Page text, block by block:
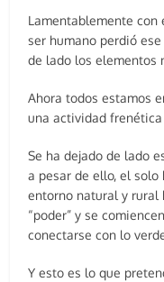
Lamentablemente con
ser humano perdió
de lado los elementos
Ahora todos estamos
una actividad
Se ha dejado de lado
a pesar de ello, el
entorno natural y rural
“poder” y se
conectarse con lo
Y esto es lo que